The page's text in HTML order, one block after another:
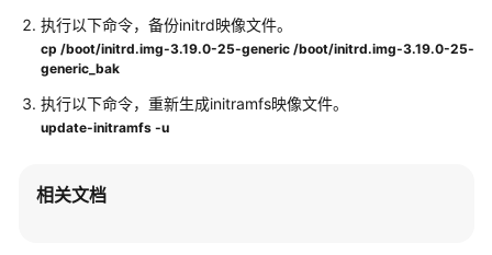
ECS
删
除
退
远
执行以下命令，备份initrd映像文件。
cp /boot/initrd.img-3.19.0-25-generic /boot/initrd.img-3.19.0-25-
generic_bak
执行以下命令，重新生成initramfs映像文件。
update-initramfs -u
相关文档